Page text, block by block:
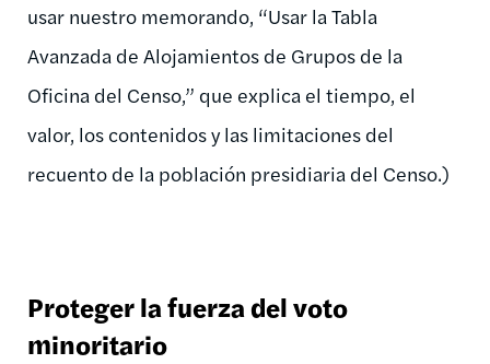
usar nuestro memorando, “Usar la Tabla
Avanzada de Alojamientos de Grupos de la
Oficina del Censo,” que explica el tiempo, el
valor, los contenidos y las limitaciones del
recuento de la población presidiaria del Censo.)
Proteger la fuerza del voto
minoritario